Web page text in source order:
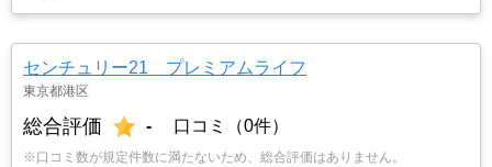
センチュリー21 プレミアムライフ
東京都港区
総合評価 - 口コミ（0件）
※口コミ数が規定件数に満たないため、総合評価はありません。